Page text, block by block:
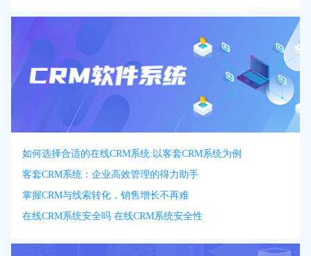
如何选择合适的在线CRM系统:以客套CRM系统为例
客套CRM系统：企业高效管理的得力助手
掌握CRM与线索转化，销售增长不再难
在线CRM系统安全吗 在线CRM系统安全性